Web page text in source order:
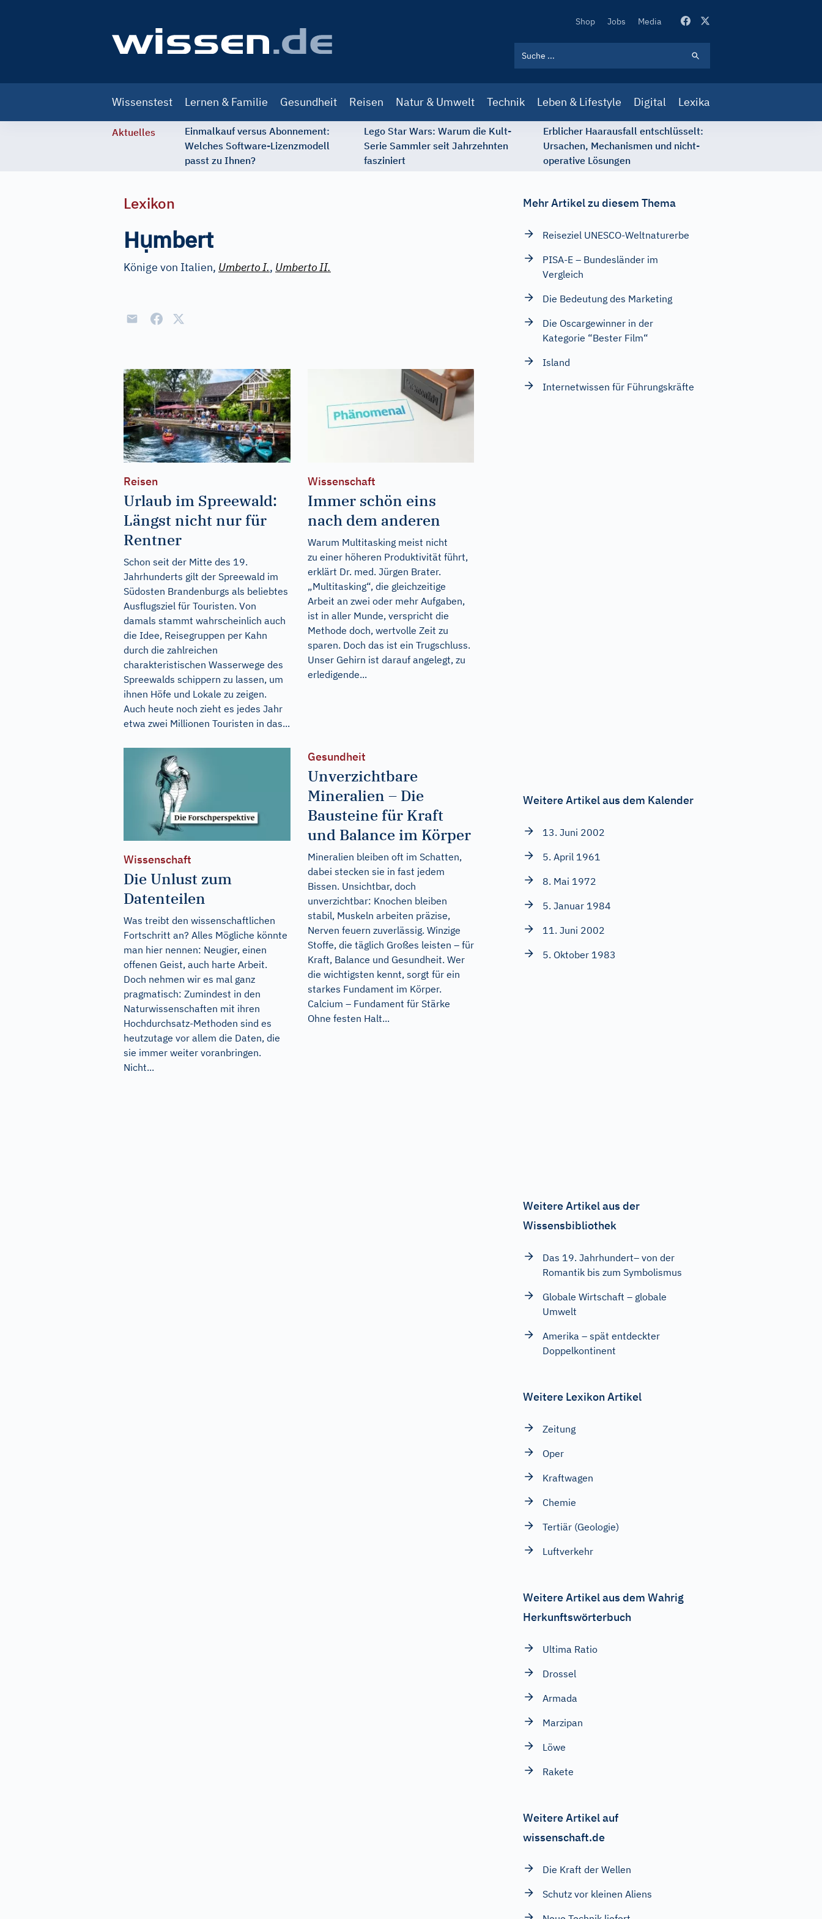
Secondary
Shop Jobs Media
navigation
Wissenstest Lernen & Familie Gesundheit Reisen Natur & Umwelt Technik Leben & Lifestyle Digital Lexika
Aktuelles
Einmalkauf versus Abonnement:
Welches Software-Lizenzmodell
passt zu Ihnen?
Lego Star Wars: Warum die Kult-
Serie Sammler seit Jahrzehnten
fasziniert
Erblicher Haarausfall entschlüsselt:
Ursachen, Mechanismen und nicht-
operative Lösungen
Lexikon
Hụmbert
Könige von Italien, UmbertoI., UmbertoII.
Reisen
Urlaub im Spreewald:
Längst nicht nur für
Rentner
Schon seit der Mitte des 19.
Jahrhunderts gilt der Spreewald im
Südosten Brandenburgs als beliebtes
Ausflugsziel für Touristen. Von
damals stammt wahrscheinlich auch
die Idee, Reisegruppen per Kahn
durch die zahlreichen
charakteristischen Wasserwege des
Spreewalds schippern zu lassen, um
ihnen Höfe und Lokale zu zeigen.
Auch heute noch zieht es jedes Jahr
etwa zwei Millionen Touristen in das...
Wissenschaft
Immer schön eins
nach dem anderen
Warum Multitasking meist nicht
zu einer höheren Produktivität führt,
erklärt Dr. med. Jürgen Brater.
„Multitasking“, die gleichzeitige
Arbeit an zwei oder mehr Aufgaben,
ist in aller Munde, verspricht die
Methode doch, wertvolle Zeit zu
sparen. Doch das ist ein Trugschluss.
Unser Gehirn ist darauf angelegt, zu
erledigende...
Wissenschaft
Die Unlust zum
Datenteilen
Was treibt den wissenschaftlichen
Fortschritt an? Alles Mögliche könnte
man hier nennen: Neugier, einen
offenen Geist, auch harte Arbeit.
Doch nehmen wir es mal ganz
pragmatisch: Zumindest in den
Naturwissenschaften mit ihren
Hochdurchsatz-Methoden sind es
heutzutage vor allem die Daten, die
sie immer weiter voranbringen.
Nicht...
Gesundheit
Unverzichtbare
Mineralien – Die
Bausteine für Kraft
und Balance im Körper
Mineralien bleiben oft im Schatten,
dabei stecken sie in fast jedem
Bissen. Unsichtbar, doch
unverzichtbar: Knochen bleiben
stabil, Muskeln arbeiten präzise,
Nerven feuern zuverlässig. Winzige
Stoffe, die täglich Großes leisten – für
Kraft, Balance und Gesundheit. Wer
die wichtigsten kennt, sorgt für ein
starkes Fundament im Körper.
Calcium – Fundament für Stärke
Ohne festen Halt...
Mehr Artikel zu diesem Thema
Reiseziel UNESCO-Weltnaturerbe
PISA-E – Bundesländer im
Vergleich
Die Bedeutung des Marketing
Die Oscargewinner in der
Kategorie “Bester Film“
Island
Internetwissen für Führungskräfte
Weitere Artikel aus dem Kalender
13. Juni 2002
5. April 1961
8. Mai 1972
5. Januar 1984
11. Juni 2002
5. Oktober 1983
Weitere Artikel aus der
Wissensbibliothek
Das 19. Jahrhundert– von der
Romantik bis zum Symbolismus
Globale Wirtschaft – globale
Umwelt
Amerika – spät entdeckter
Doppelkontinent
Weitere Lexikon Artikel
Zeitung
Oper
Kraftwagen
Chemie
Tertiär (Geologie)
Luftverkehr
Weitere Artikel aus dem Wahrig
Herkunftswörterbuch
Ultima Ratio
Drossel
Armada
Marzipan
Löwe
Rakete
Weitere Artikel auf
wissenschaft.de
Die Kraft der Wellen
Schutz vor kleinen Aliens